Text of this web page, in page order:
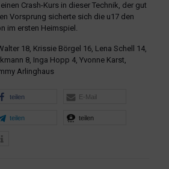
Crash-Kurs in dieser Technik, der gut
Vorsprung sicherte sich die u17 den
im ersten Heimspiel.
18, Krissie Börgel 16, Lena Schell 14,
8, Inga Hopp 4, Yvonne Karst,
Arlinghaus
teilen E-Mail
teilen teilen